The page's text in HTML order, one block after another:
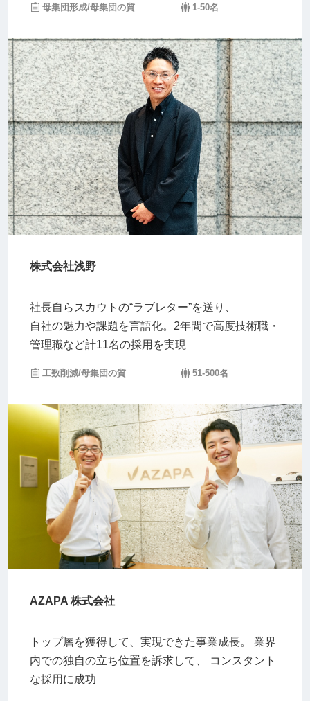
母集団形成/母集団の質 1-50名
株式会社浅野
社長自らスカウトの“ラブレター”を送り、
自社の魅力や課題を言語化。2年間で高度技術職・
管理職など計11名の採用を実現
工数削減/母集団の質 51-500名
AZAPA 株式会社
トップ層を獲得して、実現できた事業成長。 業界
内での独自の立ち位置を訴求して、 コンスタント
な採用に成功